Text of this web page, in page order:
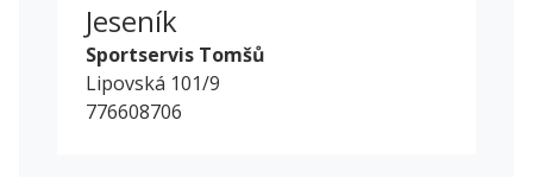
Jeseník
Sportservis Tomšů
Lipovská 101/9
776608706